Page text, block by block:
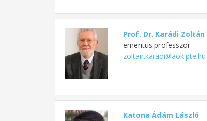
Prof. Dr. Karádi Zoltán
emeritus professzor
zoltan.karadi@aok.pte.hu
Katona Ádám László